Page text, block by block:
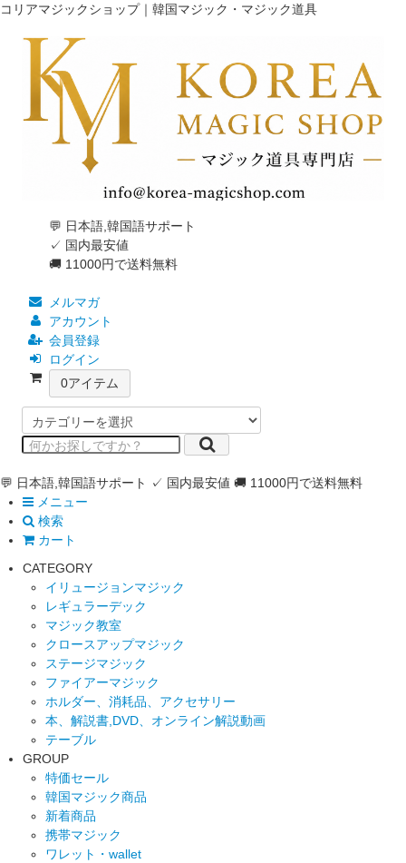
コリアマジックショップ｜韓国マジック・マジック道具
💬 日本語,韓国語サポート
✓ 国内最安値
🚚 11000円で送料無料
メルマガ
アカウント
会員登録
ログイン
0アイテム
💬 日本語,韓国語サポート ✓ 国内最安値 🚚 11000円で送料無料
メニュー
検索
カート
CATEGORY
イリュージョンマジック
レギュラーデック
マジック教室
クロースアップマジック
ステージマジック
ファイアーマジック
ホルダー、消耗品、アクセサリー
本、解説書,DVD、オンライン解説動画
テーブル
GROUP
特価セール
韓国マジック商品
新着商品
携帯マジック
ワレット・wallet